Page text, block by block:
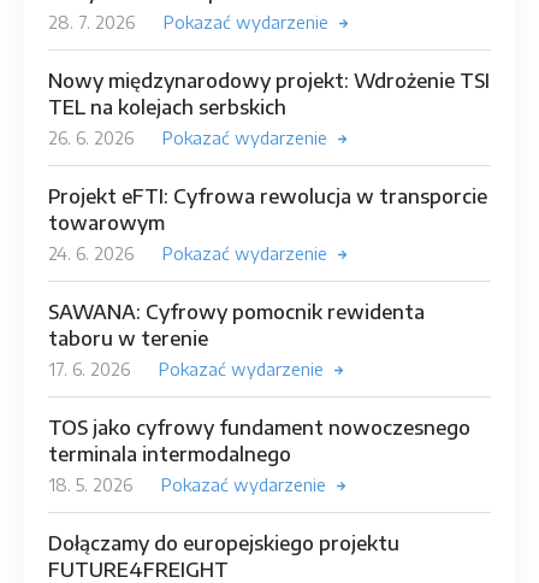
28. 7. 2026 Pokazać wydarzenie
Nowy międzynarodowy projekt: Wdrożenie TSI
TEL na kolejach serbskich
26. 6. 2026 Pokazać wydarzenie
Projekt eFTI: Cyfrowa rewolucja w transporcie
towarowym
24. 6. 2026 Pokazać wydarzenie
SAWANA: Cyfrowy pomocnik rewidenta
taboru w terenie
17. 6. 2026 Pokazać wydarzenie
TOS jako cyfrowy fundament nowoczesnego
terminala intermodalnego
18. 5. 2026 Pokazać wydarzenie
Dołączamy do europejskiego projektu
FUTURE4FREIGHT